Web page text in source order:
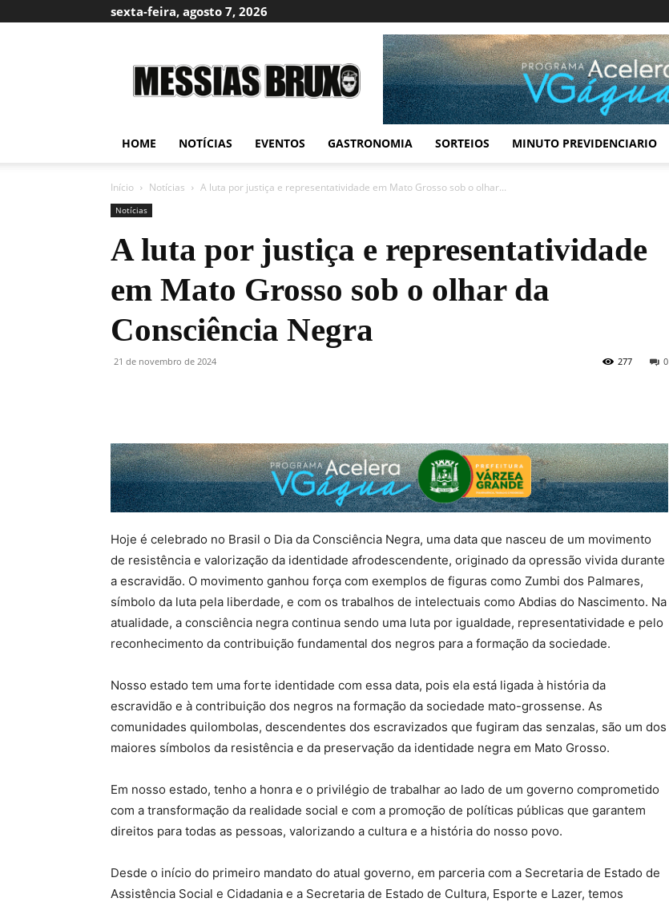
sexta-feira, agosto 7, 2026
Bruxo
HOME NOTÍCIAS EVENTOS GASTRONOMIA SORTEIOS MINUTO PREVIDENCIARIO
Início Notícias A luta por justiça e representatividade em Mato Grosso sob o olhar...
Notícias
A luta por justiça e representatividade
em Mato Grosso sob o olhar da
Consciência Negra
21 de novembro de 2024 0
277
Hoje é celebrado no Brasil o Dia da Consciência Negra, uma data que nasceu de um movimento
de resistência e valorização da identidade afrodescendente, originado da opressão vivida durante
a escravidão. O movimento ganhou força com exemplos de figuras como Zumbi dos Palmares,
símbolo da luta pela liberdade, e com os trabalhos de intelectuais como Abdias do Nascimento. Na
atualidade, a consciência negra continua sendo uma luta por igualdade, representatividade e pelo
reconhecimento da contribuição fundamental dos negros para a formação da sociedade.
Nosso estado tem uma forte identidade com essa data, pois ela está ligada à história da
escravidão e à contribuição dos negros na formação da sociedade mato-grossense. As
comunidades quilombolas, descendentes dos escravizados que fugiram das senzalas, são um dos
maiores símbolos da resistência e da preservação da identidade negra em Mato Grosso.
Em nosso estado, tenho a honra e o privilégio de trabalhar ao lado de um governo comprometido
com a transformação da realidade social e com a promoção de políticas públicas que garantem
direitos para todas as pessoas, valorizando a cultura e a história do nosso povo.
Desde o início do primeiro mandato do atual governo, em parceria com a Secretaria de Estado de
Assistência Social e Cidadania e a Secretaria de Estado de Cultura, Esporte e Lazer, temos